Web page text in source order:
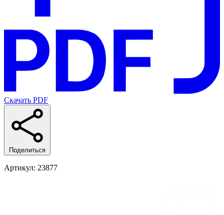
Скачать PDF
Поделиться
Артикул: 23877